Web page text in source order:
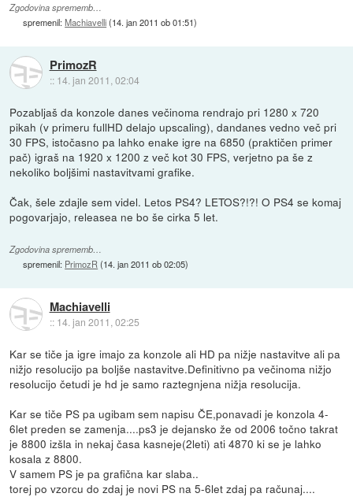
Zgodovina sprememb…
spremenil:Machiavelli(14. jan 2011 ob 01:51)
PrimozR
:: 14. jan 2011, 02:04
Pozabljaš da konzole danes večinoma rendrajo pri 1280 x 720
pikah (v primeru fullHD delajo upscaling), dandanes vedno več pri
30 FPS, istočasno pa lahko enake igre na 6850 (praktičen primer
pač) igraš na 1920 x 1200 z več kot 30 FPS, verjetno pa še z
nekoliko boljšimi nastavitvami grafike.
Čak, šele zdajle sem videl. Letos PS4? LETOS?!?! O PS4 se komaj
pogovarjajo, releasea ne bo še cirka 5 let.
Zgodovina sprememb…
spremenil: PrimozR (14. jan 2011 ob 02:05)
Machiavelli
:: 14. jan 2011, 02:25
Kar se tiče ja igre imajo za konzole ali HD pa nižje nastavitve ali pa
nižjo resolucijo pa boljše nastavitve.Definitivno pa večinoma nižjo
resolucijo četudi je hd je samo raztegnjena nižja resolucija.
Kar se tiče PS pa ugibam sem napisu ČE,ponavadi je konzola 4-
6let preden se zamenja....ps3 je dejansko že od 2006 točno takrat
je 8800 izšla in nekaj časa kasneje(2leti) ati 4870 ki se je lahko
kosala z 8800.
V samem PS je pa grafična kar slaba..
torej po vzorcu do zdaj je novi PS na 5-6let zdaj pa računaj....